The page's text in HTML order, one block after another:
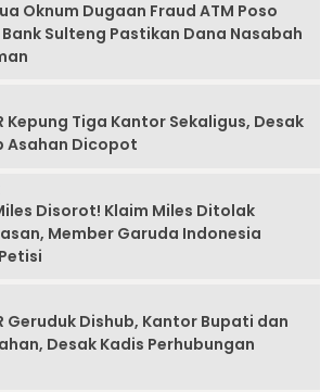
Oknum Dugaan Fraud ATM Poso
Sulteng Pastikan Dana Nasabah
Kepung Tiga Kantor Sekaligus, Desak
Asahan Dicopot
Disorot! Klaim Miles Ditolak
Member Garuda Indonesia
Geruduk Dishub, Kantor Bupati dan
Desak Kadis Perhubungan